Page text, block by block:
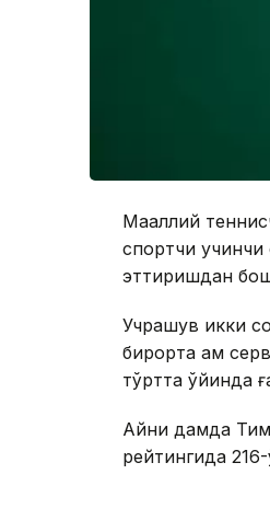
Маҳаллий
спортчи учинчи
эттиришдан
Учрашув икки
бирорта ҳам
тўртта ўйинда
Айни дамда
рейтингида